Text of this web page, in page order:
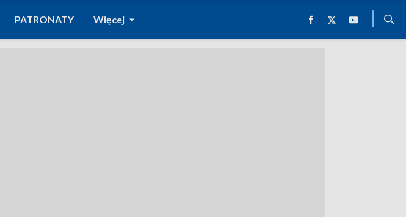
PATRONATY Więcej